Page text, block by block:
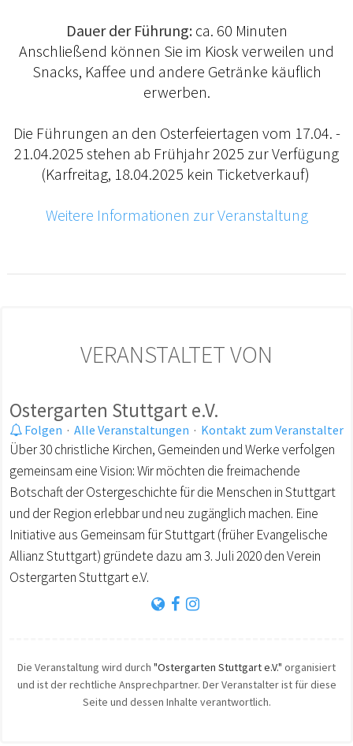
Dauer der Führung:ca. 60 Minuten
Anschließend können Sie im Kiosk verweilen und
Snacks, Kaffee und andere Getränke käuflich
erwerben.
Die Führungen an den Osterfeiertagen vom 17.04. -
21.04.2025 stehen ab Frühjahr 2025 zur Verfügung
(Karfreitag, 18.04.2025 kein Ticketverkauf)
Weitere Informationen zur Veranstaltung
VERANSTALTET VON
Ostergarten Stuttgart e.V.
Folgen · Alle Veranstaltungen · Kontakt zum Veranstalter
Über 30 christliche Kirchen, Gemeinden und Werke verfolgen
gemeinsam eine Vision: Wir möchten die freimachende
Botschaft der Ostergeschichte für die Menschen in Stuttgart
und der Region erlebbar und neu zugänglich machen. Eine
Initiative aus Gemeinsam für Stuttgart (früher Evangelische
Allianz Stuttgart) gründete dazu am 3. Juli 2020 den Verein
Ostergarten Stuttgart e.V.
Die Veranstaltung wird durch "Ostergarten Stuttgart e.V." organisiert
und ist der rechtliche Ansprechpartner. Der Veranstalter ist für diese
Seite und dessen Inhalte verantwortlich.